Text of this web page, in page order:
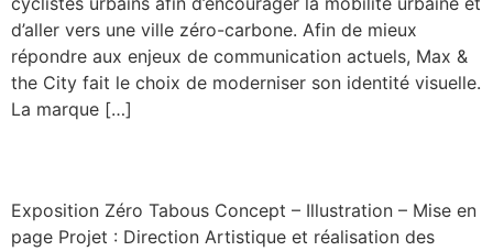
d’aller vers une ville zéro-carbone. Afin de mieux
répondre aux enjeux de communication actuels, Max &
the City fait le choix de moderniser son identité visuelle.
La marque […]
Exposition Zéro Tabous Concept – Illustration – Mise en
page Projet : Direction Artistique et réalisation des